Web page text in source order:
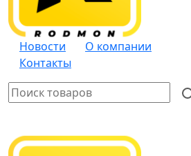
Новости
О компании
Контакты